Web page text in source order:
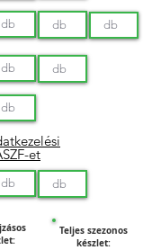
et
Teljes szezonos
készlet: